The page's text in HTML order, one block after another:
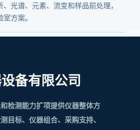
光谱、元素、流变和样品前处理，
方案。
备有限公司
检测能力扩项提供仪器整体方
目标、仪器组合、采购支持、